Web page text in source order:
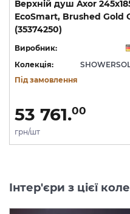
Верхній душ Axor
EcoSmart, Brushed Gold
(35374250)
Виробник:
Колекція:
Під замовлення
53 761.00
грн/шт
Інтер'єри з цієї